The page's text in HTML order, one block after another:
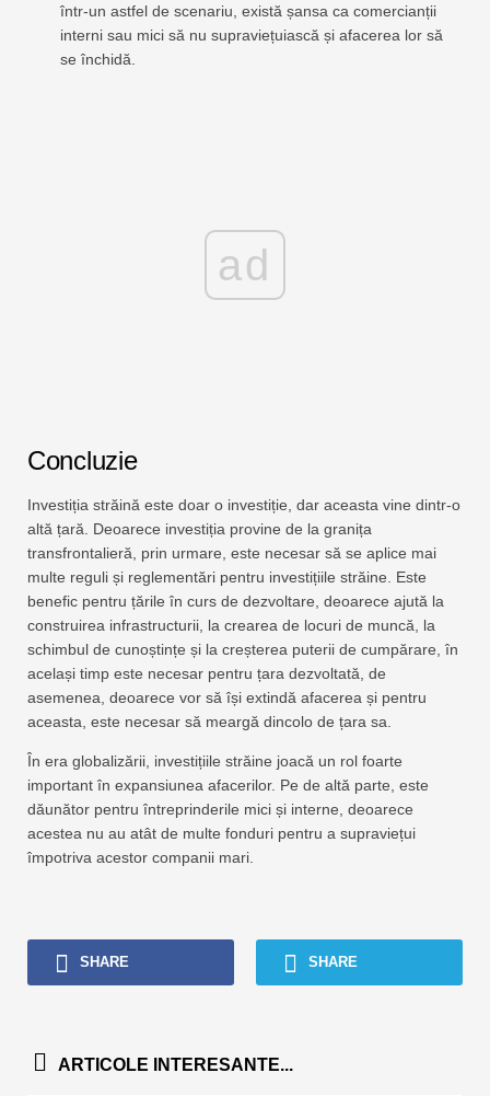
într-un astfel de scenariu, există șansa ca comercianții
interni sau mici să nu supraviețuiască și afacerea lor să
se închidă.
ad
Concluzie
Investiția străină este doar o investiție, dar aceasta vine dintr-o
altă țară. Deoarece investiția provine de la granița
transfrontalieră, prin urmare, este necesar să se aplice mai
multe reguli și reglementări pentru investițiile străine. Este
benefic pentru țările în curs de dezvoltare, deoarece ajută la
construirea infrastructurii, la crearea de locuri de muncă, la
schimbul de cunoștințe și la creșterea puterii de cumpărare, în
același timp este necesar pentru țara dezvoltată, de
asemenea, deoarece vor să își extindă afacerea și pentru
aceasta, este necesar să meargă dincolo de țara sa.
În era globalizării, investițiile străine joacă un rol foarte
important în expansiunea afacerilor. Pe de altă parte, este
dăunător pentru întreprinderile mici și interne, deoarece
acestea nu au atât de multe fonduri pentru a supraviețui
împotriva acestor companii mari.
SHARE SHARE
ARTICOLE INTERESANTE...